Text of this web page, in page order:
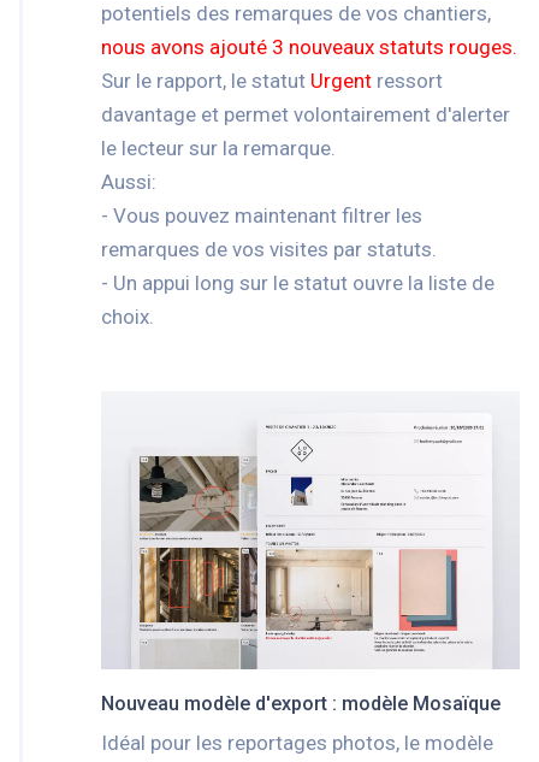
potentiels des remarques de vos chantiers,
nous avons ajouté 3 nouveaux statuts rouges.
Sur le rapport, le statut Urgent ressort
davantage et permet volontairement d'alerter
le lecteur sur la remarque.
Aussi:
- Vous pouvez maintenant filtrer les
remarques de vos visites par statuts.
- Un appui long sur le statut ouvre la liste de
choix.
Nouveau modèle d'export : modèle Mosaïque
Idéal pour les reportages photos, le modèle